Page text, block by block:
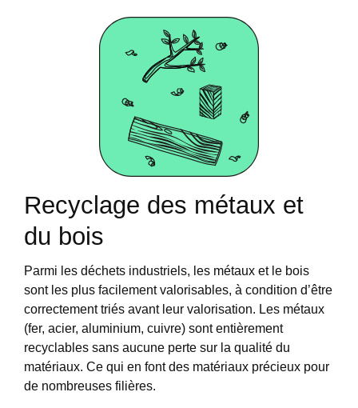
Recyclage des métaux et
du bois
Parmi les déchets industriels, les métaux et le bois
sont les plus facilement valorisables, à condition d’être
correctement triés avant leur valorisation. Les métaux
(fer, acier, aluminium, cuivre) sont entièrement
recyclables sans aucune perte sur la qualité du
matériaux. Ce qui en font des matériaux précieux pour
de nombreuses filières.